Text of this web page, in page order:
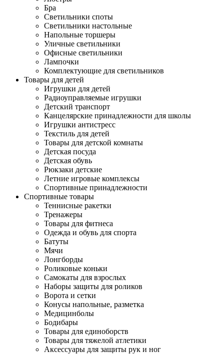
Бра
Светильники споты
Светильники настольные
Напольные торшеры
Уличные светильники
Офисные светильники
Лампочки
Комплектующие для светильников
Товары для детей
Игрушки для детей
Радиоуправляемые игрушки
Детский транспорт
Канцелярские принадлежности для школы
Игрушки антистресс
Текстиль для детей
Товары для детской комнаты
Детская посуда
Детская обувь
Рюкзаки детские
Летние игровые комплексы
Спортивные принадлежности
Спортивные товары
Теннисные ракетки
Тренажеры
Товары для фитнеса
Одежда и обувь для спорта
Батуты
Мячи
Лонгборды
Роликовые коньки
Самокаты для взрослых
Наборы защиты для роликов
Ворота и сетки
Конусы напольные, разметка
Медицинболы
Бодибары
Товары для единоборств
Товары для тяжелой атлетики
Аксессуары для защиты рук и ног